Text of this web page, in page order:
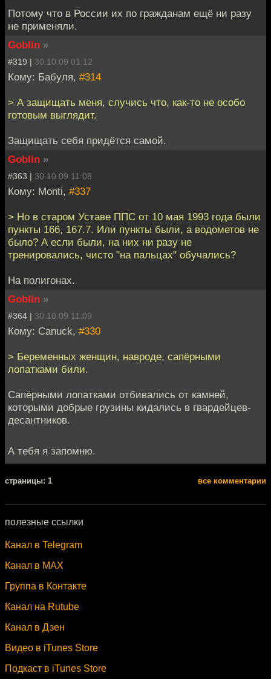
Потому что в России их по гражданам ещё ни разу
не применяли.
Goblin »
#319 | 30.10.09 01:12
Кому: Бабуля, #314
> А защищать меня, случись что, как-то не особо
готовым выглядит.
Защищать себя придётся самой.
Goblin »
#363 | 30.10.09 11:08
Кому: Monti, #337
> Но в старом Уставе ППС от 10 мая 1993 года были
пункты 166, 167.7. Или пункты были, а водометов не
было? А если были, на них ни разу не
тренировались, чисто "на пальцах" обучались?
На полигонах.
Goblin »
#364 | 30.10.09 11:09
Кому: Canuck, #330
> Беременных женщин, навроде, сапёрными
лопатками били.
Сапёрными лопатками отбивались от камней,
которыми добрые грузины кидались в гвардейцев-
десантников.
А тебя я запомню.
cтраницы: 1 все комментарии
полезные ссылки
Канал в Telegram
Канал в MAX
Группа в Контакте
Канал на Rutube
Канал в Дзен
Видео в iTunes Store
Подкаст в iTunes Store